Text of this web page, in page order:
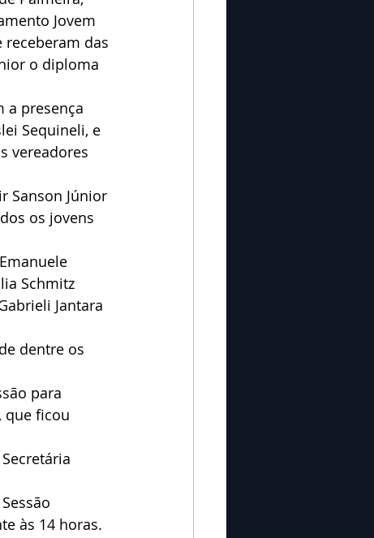
Jovem
receberam das
o diploma
a presença
Sequineli, e
vereadores
Sanson Júnior
os jovens
Schmitz
Jantara
dentre os
para
que ficou
às 14 horas.